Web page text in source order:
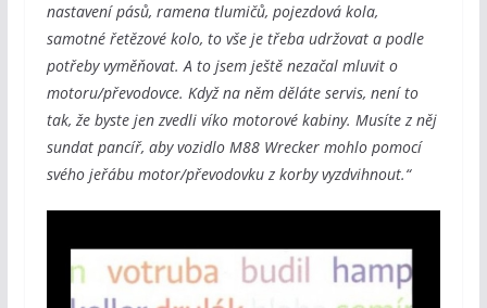
nastavení pásů, ramena tlumičů, pojezdová kola,
samotné řetězové kolo, to vše je třeba udržovat a podle
potřeby vyměňovat. A to jsem ještě nezačal mluvit o
motoru/převodovce. Když na něm děláte servis, není to
tak, že byste jen zvedli víko motorové kabiny. Musíte z něj
sundat pancíř, aby vozidlo M88 Wrecker mohlo pomocí
svého jeřábu motor/převodovku z korby vyzdvihnout.“